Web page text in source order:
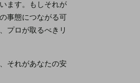
ます。もしそれが
事態につながる可
プロが取るべきリ
それがあなたの安